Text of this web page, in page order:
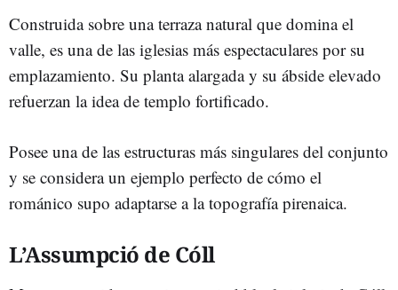
Construida sobre una terraza natural que domina el
valle, es una de las iglesias más espectaculares por su
emplazamiento. Su planta alargada y su ábside elevado
refuerzan la idea de templo fortificado.
Posee una de las estructuras más singulares del conjunto
y se considera un ejemplo perfecto de cómo el
románico supo adaptarse a la topografía pirenaica.
L’Assumpció de Cóll